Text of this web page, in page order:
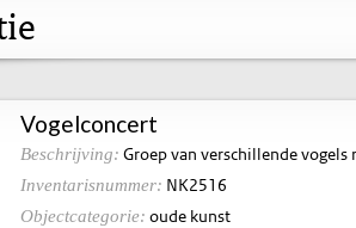
Vogelconcert
Beschrijving: Groep van verschillende
Inventarisnummer: NK2516
Objectcategorie: oude kunst